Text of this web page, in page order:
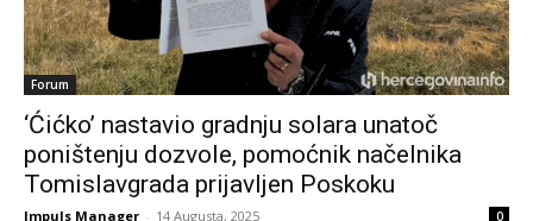
Forum
‘Ćićko’ nastavio gradnju solara unatoč
poništenju dozvole, pomoćnik načelnika
Tomislavgrada prijavljen Poskoku
Impuls Manager - 14 Augusta, 2025 0